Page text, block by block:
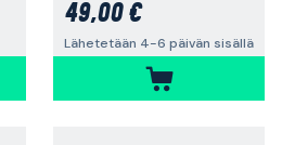
49,00 €
Lähetetään 4-6 päivän sisällä